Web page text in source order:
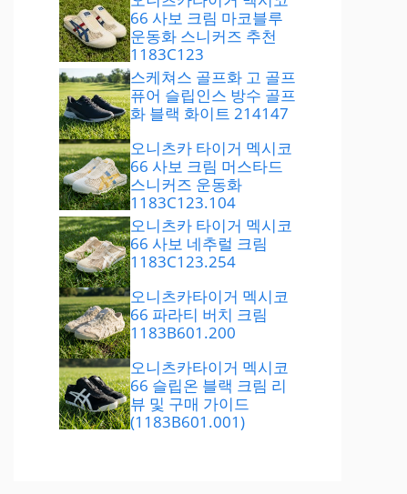
66 사보 크림 마코블루
운동화 스니커즈 추천
1183C123
스케쳐스 골프화 고 골프
퓨어 슬립인스 방수 골프
화 블랙 화이트 214147
오니츠카 타이거 멕시코
66 사보 크림 머스타드
스니커즈 운동화
1183C123.104
오니츠카 타이거 멕시코
66 사보 네추럴 크림
1183C123.254
오니츠카타이거 멕시코
66 파라티 버치 크림
1183B601.200
오니츠카타이거 멕시코
66 슬립온 블랙 크림 리
뷰 및 구매 가이드
(1183B601.001)